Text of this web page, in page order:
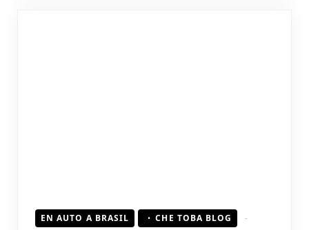
EN AUTO A BRASIL CHE TOBA BLOG